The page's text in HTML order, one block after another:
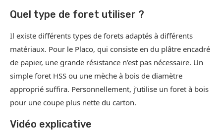
Quel type de foret utiliser ?
Il existe différents types de forets adaptés à différents
matériaux. Pour le Placo, qui consiste en du plâtre encadré
de papier, une grande résistance n’est pas nécessaire. Un
simple foret HSS ou une mèche à bois de diamètre
approprié suffira. Personnellement, j’utilise un foret à bois
pour une coupe plus nette du carton.
Vidéo explicative